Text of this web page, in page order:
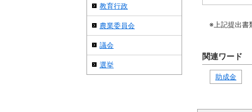
※上記提出書
関連ワード
助成金
教育行政
農業委員会
議会
選挙